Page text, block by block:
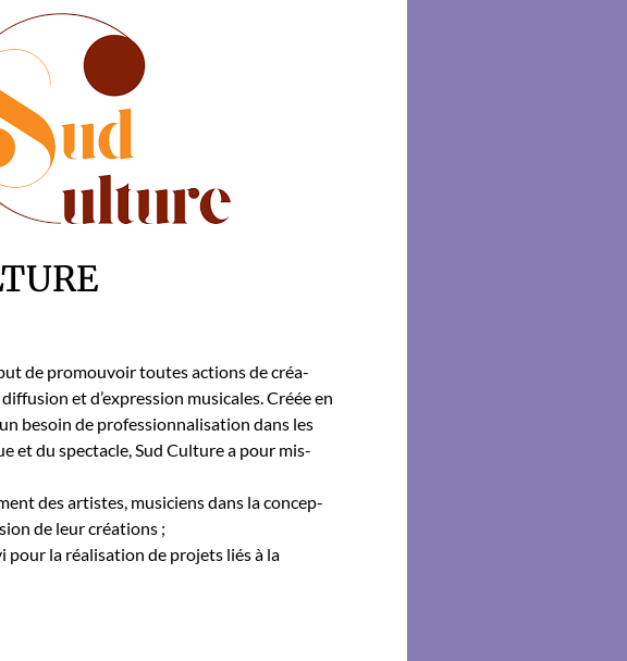
de pro­mou­voir toutes actions de créa­
et d’ex­pres­sion musi­cales. Créée en
besoin de pro­fes­sion­nal­i­sa­tion dans les
et du spec­ta­cle, Sud Cul­ture a pour mis­
des artistes, musi­ciens dans la con­cep­
de leur créa­tions ;
pour la réal­i­sa­tion de pro­jets liés à la